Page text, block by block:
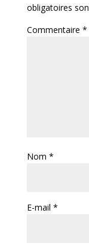
obligatoires
Commentaire *
Nom *
E-mail *